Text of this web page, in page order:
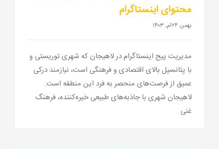
محتوای اینستاگرام
بهمن ۲۴ام, ۱۴۰۳
مدیریت پیج اینستاگرام در لاهیجان که شهری توریستی و
با پتانسیل بالای اقتصادی و فرهنگی است، نیازمند درکی
عمیق از فرصت‌های منحصر به فرد این منطقه است.
لاهیجان شهری با جاذبه‌های طبیعی خیره‌کننده، فرهنگ
غنی